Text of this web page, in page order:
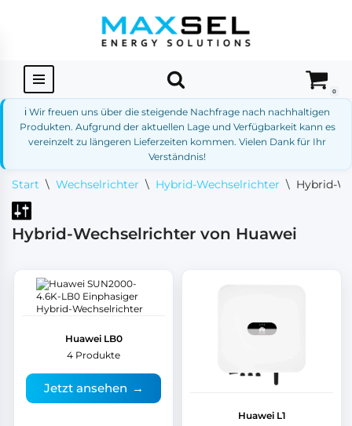
springen
0
ℹ️ Wir freuen uns über die steigende Nachfrage nach nachhaltigen
Produkten. Aufgrund der aktuellen Lage und Verfügbarkeit kann es
vereinzelt zu längeren Lieferzeiten kommen. Vielen Dank für Ihr
Verständnis!
Start \ Wechselrichter \ Hybrid-Wechselrichter \ Hybrid-
Hybrid-Wechselrichter von Huawei
Huawei LB0
4 Produkte
Jetzt ansehen →
Huawei L1